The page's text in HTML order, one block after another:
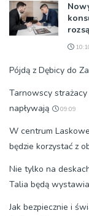
Pójdą z Dębicy do
Tarnowscy strażacy
napływają
09:09
W centrum
będzie korzystać z
Nie tylko na
Talia będą
Jak bezpiecznie i